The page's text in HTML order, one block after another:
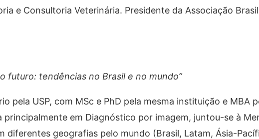
e Consultoria Veterinária. Presidente da Associação
futuro: tendências no Brasil e no mundo”
pela USP, com MSc e PhD pela mesma instituição e MBA
em Diagnóstico por imagem, juntou-se à
diferentes geografias pelo mundo (Brasil, Latam, Ásia-